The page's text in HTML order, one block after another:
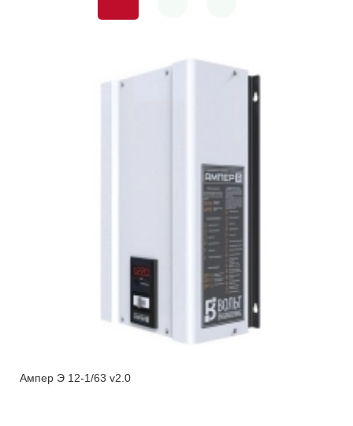
Ампер Э 12-1/63 v2.0